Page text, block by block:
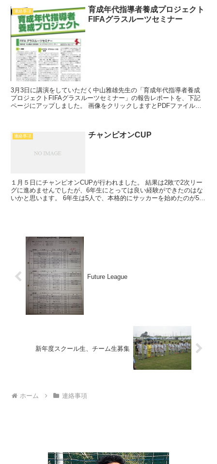
連絡事項
育成年代指導者養成プロジェクト
FIFAグラスルーツセミナー
3月3日に講演をしていただく中山雅雄先生の「育成年代指導者養成
プロジェクトFIFAグラスルーツセミナー」の報告レポートを、下記
ページにアップしました。 画像をクリックしますとPDFファイルで
連絡事項 チャンピオンCUP
１月５日にチャンピオンCUPが行われました。 結果は2敗で2次リー
グに進めませんでしたが、6年生にとっては良い経験ができたのはな
いかと思います。 6年生は5人で、本格的にサッカーを始めたのが5年
Future League
新年度スクール生、チーム生募集
ホーム 連絡事項